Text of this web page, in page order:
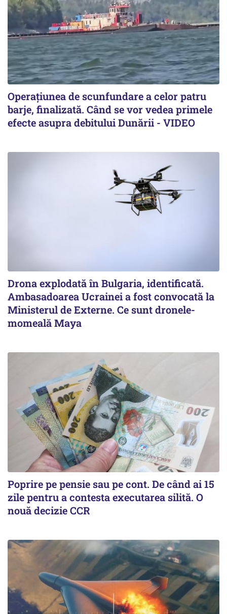
Operațiunea de scunfundare a celor patru
barje, finalizată. Când se vor vedea primele
efecte asupra debitului Dunării - VIDEO
Drona explodată în Bulgaria, identificată.
Ambasadoarea Ucrainei a fost convocată la
Ministerul de Externe. Ce sunt dronele-
momeală Maya
Poprire pe pensie sau pe cont. De când ai 15
zile pentru a contesta executarea silită. O
nouă decizie CCR